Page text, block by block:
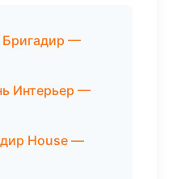
Бригадир —
Интерьер —
House —